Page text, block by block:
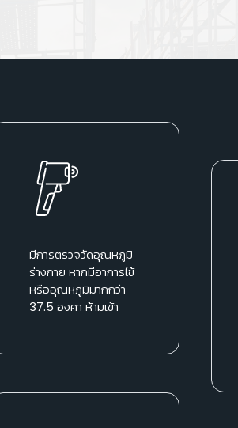
มีการตรวจวัดอุณหภูมิ
ร่างกาย หากมีอาการไข้
หรืออุณหภูมิมากกว่า
37.5 องศา ห้ามเข้า